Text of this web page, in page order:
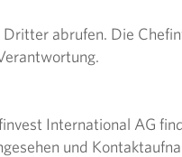
abrufen. Die
International AG
und